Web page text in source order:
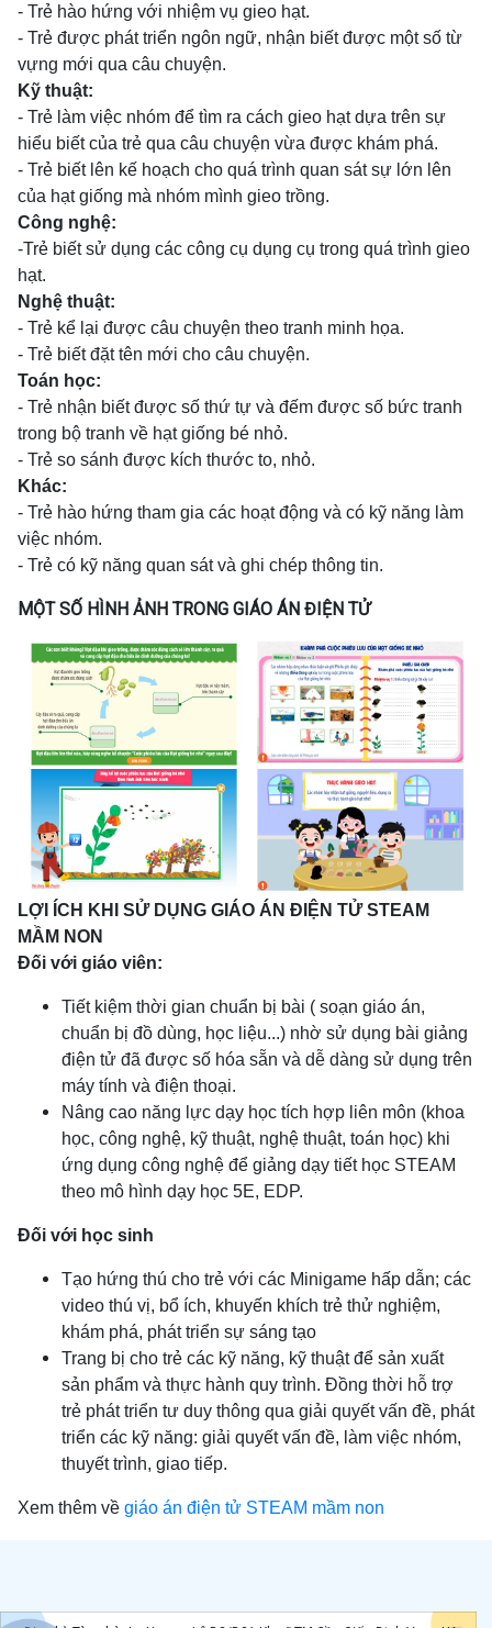
- Trẻ hào hứng với nhiệm vụ gieo hạt.
- Trẻ được phát triển ngôn ngữ, nhận biết được một số từ
vựng mới qua câu chuyện.
Kỹ thuật:
- Trẻ làm việc nhóm để tìm ra cách gieo hạt dựa trên sự
hiểu biết của trẻ qua câu chuyện vừa được khám phá.
- Trẻ biết lên kế hoạch cho quá trình quan sát sự lớn lên
của hạt giống mà nhóm mình gieo trồng.
Công nghệ:
-Trẻ biết sử dụng các công cụ dụng cụ trong quá trình gieo
hạt.
Nghệ thuật:
- Trẻ kể lại được câu chuyện theo tranh minh họa.
- Trẻ biết đặt tên mới cho câu chuyện.
Toán học:
- Trẻ nhận biết được số thứ tự và đếm được số bức tranh
trong bộ tranh về hạt giống bé nhỏ.
- Trẻ so sánh được kích thước to, nhỏ.
Khác:
- Trẻ hào hứng tham gia các hoạt động và có kỹ năng làm
việc nhóm.
- Trẻ có kỹ năng quan sát và ghi chép thông tin.
MỘT SỐ HÌNH ẢNH TRONG GIÁO ÁN ĐIỆN TỬ
LỢI ÍCH KHI SỬ DỤNG GIÁO ÁN ĐIỆN TỬ STEAM
MẦM NON
Đối với giáo viên:
Tiết kiệm thời gian chuẩn bị bài ( soạn giáo án,
chuẩn bị đồ dùng, học liệu...) nhờ sử dụng bài giảng
điện tử đã được số hóa sẵn và dễ dàng sử dụng trên
máy tính và điện thoại.
Nâng cao năng lực dạy học tích hợp liên môn (khoa
học, công nghệ, kỹ thuật, nghệ thuật, toán học) khi
ứng dụng công nghệ để giảng dạy tiết học STEAM
theo mô hình dạy học 5E, EDP.
Đối với học sinh
Tạo hứng thú cho trẻ với các Minigame hấp dẫn; các
video thú vị, bổ ích, khuyến khích trẻ thử nghiệm,
khám phá, phát triển sự sáng tạo
Trang bị cho trẻ các kỹ năng, kỹ thuật để sản xuất
sản phẩm và thực hành quy trình. Đồng thời hỗ trợ
trẻ phát triển tư duy thông qua giải quyết vấn đề, phát
triển các kỹ năng: giải quyết vấn đề, làm việc nhóm,
thuyết trình, giao tiếp.
Xem thêm về giáo án điện tử STEAM mầm non